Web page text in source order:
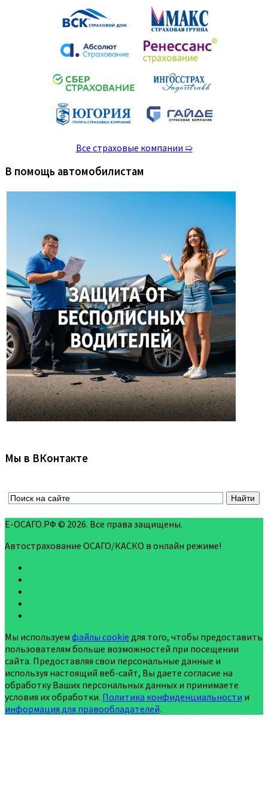
Все страховые компании ➯
В помощь автомобилистам
Мы в ВКонтакте
Е-ОСАГО.РФ © 2026. Все права защищены.
Автострахование ОСАГО/КАСКО в онлайн режиме!
Мы используем файлы cookie для того, чтобы предоставить
пользователям больше возможностей при посещении
сайта. Предоставляя свои персональные данные и
используя настоящий веб-сайт, Вы даете согласие на
обработку Ваших персональных данных и принимаете
условия их обработки. Политика конфиденциальности и
информация для правообладателей.